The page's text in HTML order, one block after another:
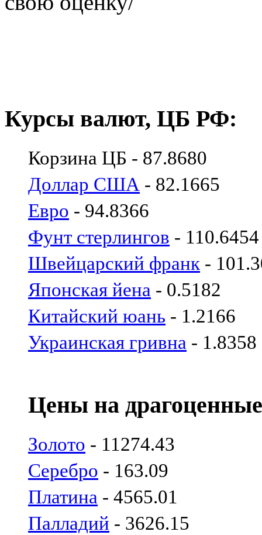
Курсы валют, ЦБ РФ:
Корзина ЦБ - 87.8680
Доллар США - 82.1665
Евро - 94.8366
Фунт стерлингов - 110.6454
Швейцарский франк -
Японская йена - 0.5182
Китайский юань - 1.2166
Украинская гривна - 1.8358
Цены на
Золото - 11274.43
Серебро - 163.09
Платина - 4565.01
Палладий - 3626.15